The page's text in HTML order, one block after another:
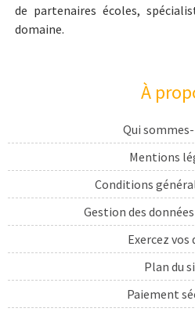
de partenaires écoles,
domaine.
À
Qui
Mentions
Conditions
Gestion des
Exercez vos
Plan du
Paiement